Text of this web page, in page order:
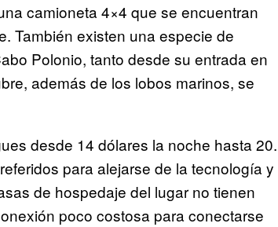
camioneta 4×4 que se encuentran
También existen una especie de
Polonio, tanto desde su entrada en
además de los lobos marinos, se
desde 14 dólares la noche hasta 20.
para alejarse de la tecnología y
de hospedaje del lugar no tienen
poco costosa para conectarse